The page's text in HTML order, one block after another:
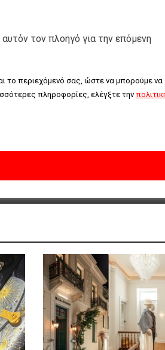
τον πλοηγό για την επόμενη
το περιεχόμενό σας, ώστε να μπορούμε να
πληροφορίες, ελέγξτε την